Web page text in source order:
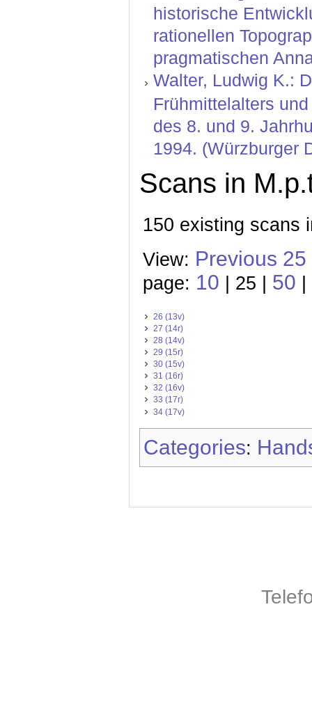
historische
rationellen
pragmatischen
Walter, Ludwig K.:
Frühmittelalters
des 8. und 9.
1994. (Würzburger
Scans in
150 existing scans
View: Previous 25
page: 10 | 25 | 50
26 (13v)
27 (14r)
28 (14v)
29 (15r)
30 (15v)
31 (16r)
32 (16v)
33 (17r)
34 (17v)
Categories: